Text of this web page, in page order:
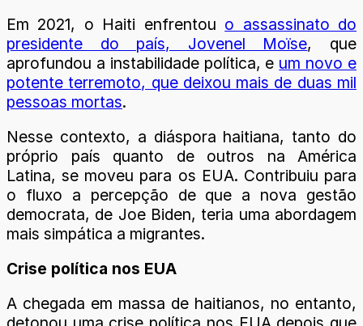
Em 2021, o Haiti enfrentou o assassinato do
presidente do país, Jovenel Moïse, que
aprofundou a instabilidade política, e um novo e
potente terremoto, que deixou mais de duas mil
pessoas mortas.
Nesse contexto, a diáspora haitiana, tanto do
próprio país quanto de outros na América
Latina, se moveu para os EUA. Contribuiu para
o fluxo a percepção de que a nova gestão
democrata, de Joe Biden, teria uma abordagem
mais simpática a migrantes.
Crise política nos EUA
A chegada em massa de haitianos, no entanto,